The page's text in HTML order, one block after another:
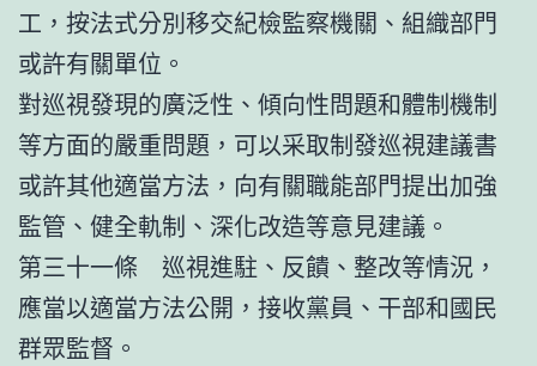
工，按法式分別移交紀檢監察機關、組織部門
或許有關單位。
對巡視發現的廣泛性、傾向性問題和體制機制
等方面的嚴重問題，可以采取制發巡視建議書
或許其他適當方法，向有關職能部門提出加強
監管、健全軌制、深化改造等意見建議。
第三十一條 巡視進駐、反饋、整改等情況，
應當以適當方法公開，接收黨員、干部和國民
群眾監督。